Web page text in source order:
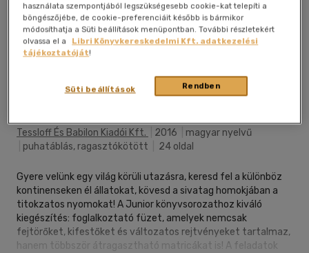
Tessloff És Babilon Kiadói Kft. 2016
magyar nyelvű
puhatáblás, ragasztókötött 24 oldal
Gyere velünk egy világ körüli utazásra, keresd fel a különböz
kontinenseken él állatokat, kövesd a sivatag homokjában a
titokzatos nyomokat! A Junior könyvsorozathoz kiváló
kiegészítés: foglalkoztató füzet, amelyek nemcsak
fejtörőket, kifestőket és változatos rejtvényeket tartalmaz,
hanem többször átragasztható matricákat is! A feladatok
használata szempontjából legszükségesebb cookie-kat telepíti a
böngészőjébe, de cookie-preferenciáit később is bármikor
módosíthatja a Süti beállítások menüpontban. További részletekért
olvassa el a
Libri Könyvkereskedelmi Kft. adatkezelési
tájékoztatóját!
Rendben
Süti beállítások